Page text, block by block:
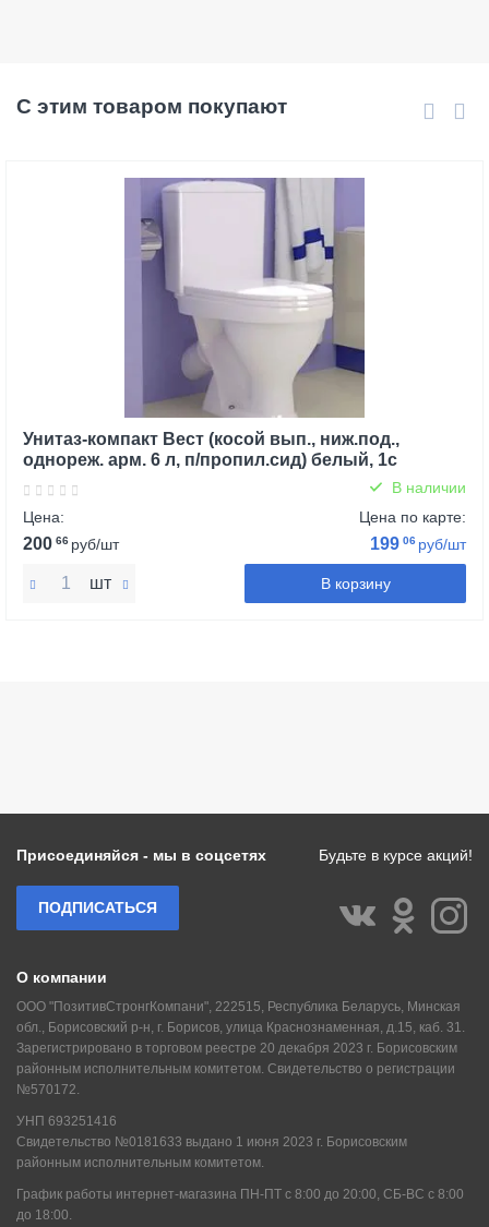
С этим товаром покупают
Унитаз-компакт Вест (косой вып., ниж.под.,
однореж. арм. 6 л, п/пропил.сид) белый, 1с
В наличии
Цена:
200 66 руб/шт
Цена по карте:
199 06 руб/шт
шт В корзину
О компании
ООО "ПозитивСтронгКомпани", 222515, Республика Беларусь, Минская
обл., Борисовский р-н, г. Борисов, улица Краснознаменная, д.15, каб. 31.
Зарегистрировано в торговом реестре 20 декабря 2023 г. Борисовским
районным исполнительным комитетом. Свидетельство о регистрации
№570172.
УНП 693251416
Свидетельство №0181633 выдано 1 июня 2023 г. Борисовским
районным исполнительным комитетом.
График работы интернет-магазина ПН-ПТ с 8:00 до 20:00, СБ-ВС с 8:00
до 18:00.
Присоединяйся - мы в соцсетях Будьте в курсе акций!
ПОДПИСАТЬСЯ